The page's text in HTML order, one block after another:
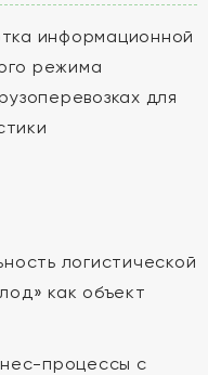
информационной
режима
для
логистической
как объект
процессы с